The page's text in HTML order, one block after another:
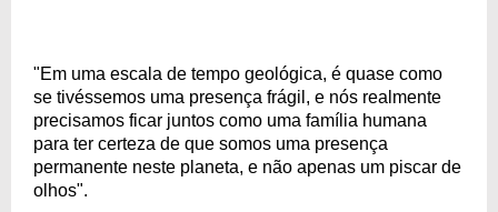
"Em uma escala de tempo geológica, é quase como
se tivéssemos uma presença frágil, e nós realmente
precisamos ficar juntos como uma família humana
para ter certeza de que somos uma presença
permanente neste planeta, e não apenas um piscar de
olhos".